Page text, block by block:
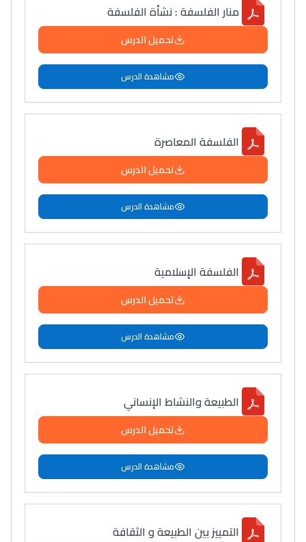
منار الفلسفة : نشأة الفلسفة
تحميل الدرس
مشاهدة الدرس
الفلسفة المعاصرة
تحميل الدرس
مشاهدة الدرس
الفلسفة الإسلامية
تحميل الدرس
مشاهدة الدرس
الطبيعة والنشاط الإنساني
تحميل الدرس
مشاهدة الدرس
التمييز بين الطبيعة و الثقافة